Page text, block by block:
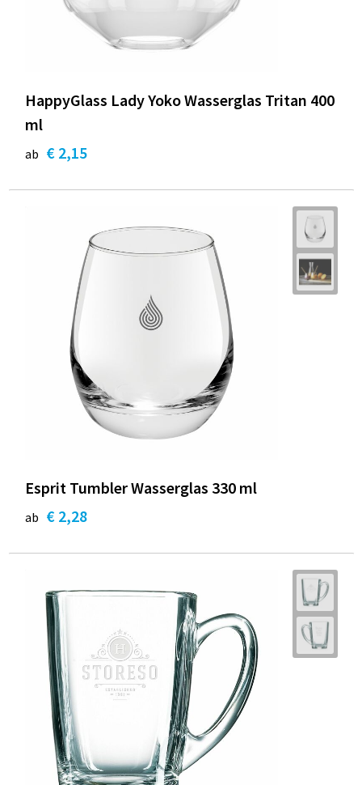
HappyGlass Lady Yoko Wasserglas Tritan 400
ml
ab € 2,15
Esprit Tumbler Wasserglas 330 ml
ab € 2,28